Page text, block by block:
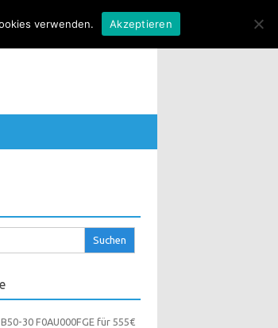
30 F0AU000FGE für 555€
verwenden. Akzeptieren